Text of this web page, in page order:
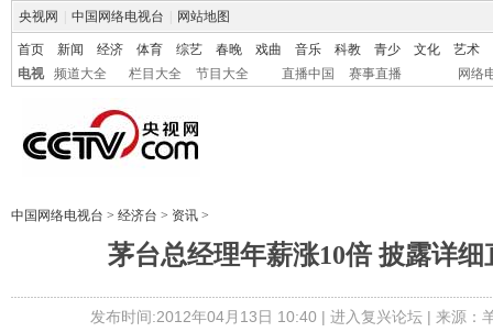
央视网 中国网络电视台 网站地图
首页 新闻 经济 体育 综艺 春晚 戏曲 音乐 科教 青少 文化
艺术
电视
频道大全 栏目大全 节目大全 直播中国 赛事直播 网络
中国网络电视台 > 经济台 > 资讯 >
茅台总经理年薪涨10倍 披露详细
发布时间:2012年04月13日 10:40 | 进入复兴论坛| 来源：